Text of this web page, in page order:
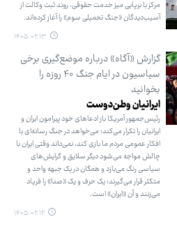
مرکز با برپایی میز خدمت حقوقی، روند ثبت وکالت از
آسیب‌دیدگان «جنگ تحمیلی سوم» را آغاز کرده‌اند.
۱۴۰۵.۰۲.۱۳
گزارش «آگاه» درباره موضع‌گیری برخی
سیاسیون در ایام جنگ ۴۰ روزه را
بخوانید
ایرانیان وطن‌دوست
رئیس‌جمهور آمریکا باز ادعاهای خود پیرامون ایران و
ایرانیان را تکرار می‌کند؛ می‌خواهد در جنگ رسانه‌ای با
افکار عمومی مردم ما بازی کند، نمی‌داند وقتی ایران با
چالش مواجه می‌شود دیگر سلایق و گرایش‌های
سیاسی رنگ می‌بازد و همگان در یک جبهه واحد و
متکثر قرار می‌گیرند؛ یک حرف و یک «صدا» را فریاد
می‌زنند و آن «ایران» است.
۱۴۰۵.۰۲.۱۲